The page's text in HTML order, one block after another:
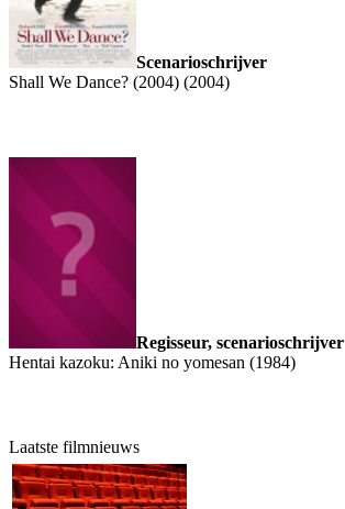
Scenarioschrijver
Shall We Dance? (2004) (2004)
Regisseur, scenarioschrijver
Hentai kazoku: Aniki no yomesan (1984)
Laatste filmnieuws